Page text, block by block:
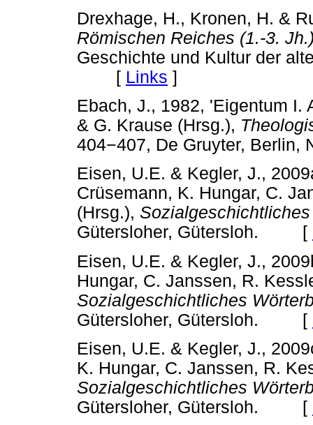
Drexhage, H., Kronen, H. &
Römischen Reiches (1.-3.
Geschichte und Kultur der
[ Links ]
Ebach, J., 1982, 'Eigentum I.
& G. Krause (Hrsg.),
404−407, De Gruyter,
Eisen, U.E. & Kegler, J.,
Crüsemann, K. Hungar, C.
(Hrsg.),
Gütersloher, Gütersloh. [
Eisen, U.E. & Kegler, J.,
Hungar, C. Janssen, R.
Sozialgeschichtliches
Gütersloher, Gütersloh. [
Eisen, U.E. & Kegler, J.,
K. Hungar, C. Janssen, R.
Sozialgeschichtliches
Gütersloher, Gütersloh. [